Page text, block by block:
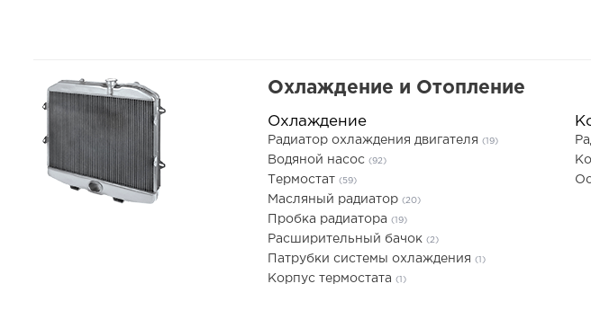
Охлаждение и Отопление
Охлаждение
Радиатор охлаждения двигателя (19)
Водяной насос (92)
Термостат (59)
Масляный радиатор (20)
Пробка радиатора (19)
Расширительный бачок (2)
Патрубки системы охлаждения (1)
Корпус термостата (1)